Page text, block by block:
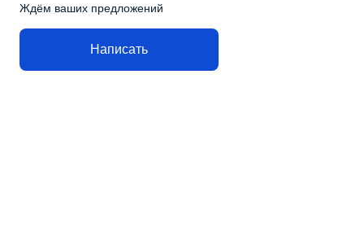
Ждём ваших предложений
Написать